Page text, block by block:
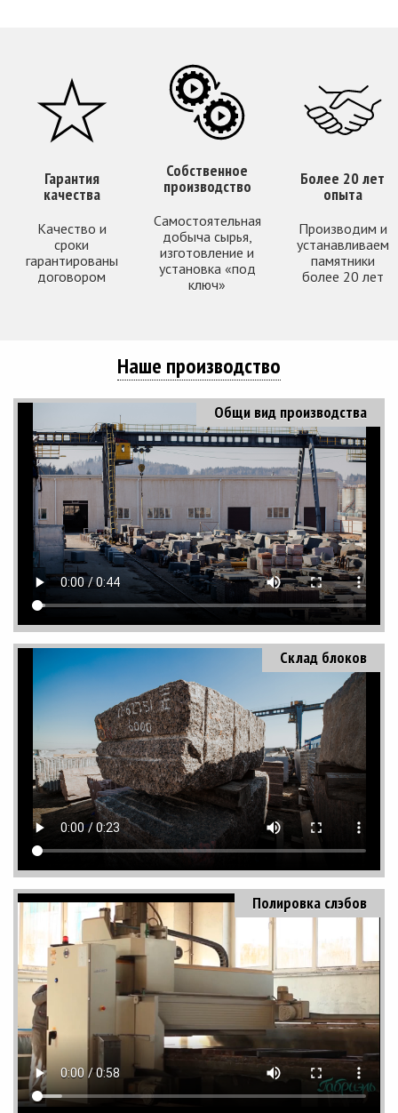
Гарантия
качества
Качество и
сроки
гарантированы
договором
Собственное
производство
Самостоятельная
добыча сырья,
изготовление и
установка «под
ключ»
Более 20 лет
опыта
Производим и
устанавливаем
памятники
более 20 лет
Наше производство
Общи вид производства
Склад блоков
Полировка слэбов